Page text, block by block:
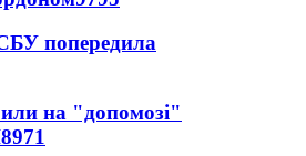
попередила
на "допомозі"
8971